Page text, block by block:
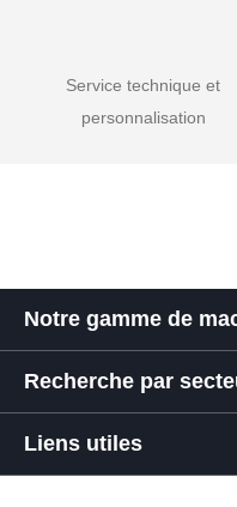
Service technique et
personnalisation
Notre gamme de
Recherche par
Liens utiles